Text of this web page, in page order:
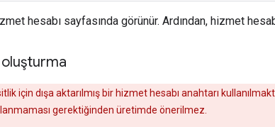
hesabı sayfasında görünür. Ardından, hizmet
oluşturma
için dışa aktarılmış bir hizmet hesabı anahtarı
gerektiğinden üretimde önerilmez.